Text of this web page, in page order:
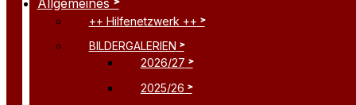
++ Hilfenetzwerk ++
BILDERGALERIEN
2026/27
2025/26